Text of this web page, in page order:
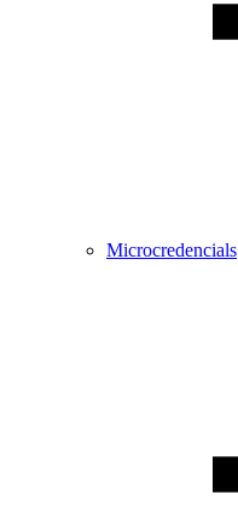
Microcredencials